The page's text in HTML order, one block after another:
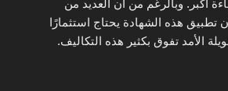
أكبر. وبالرغم من أن العديد من
هذه الشهادة يحتاج استثمارًا
الأمد تفوق بكثير هذه التكاليف.